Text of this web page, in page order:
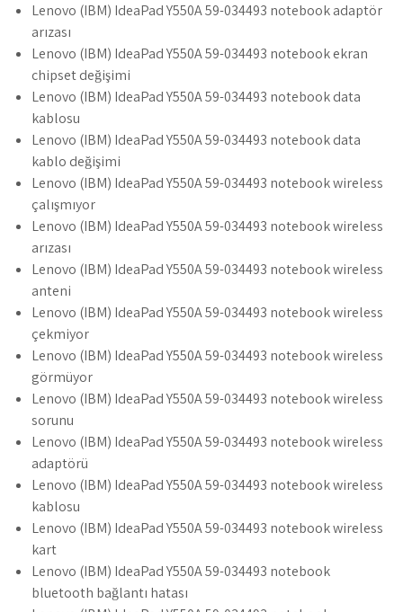
Lenovo (IBM) IdeaPad Y550A 59-034493 notebook adaptör
arızası
Lenovo (IBM) IdeaPad Y550A 59-034493 notebook ekran
chipset değişimi
Lenovo (IBM) IdeaPad Y550A 59-034493 notebook data
kablosu
Lenovo (IBM) IdeaPad Y550A 59-034493 notebook data
kablo değişimi
Lenovo (IBM) IdeaPad Y550A 59-034493 notebook wireless
çalışmıyor
Lenovo (IBM) IdeaPad Y550A 59-034493 notebook wireless
arızası
Lenovo (IBM) IdeaPad Y550A 59-034493 notebook wireless
anteni
Lenovo (IBM) IdeaPad Y550A 59-034493 notebook wireless
çekmiyor
Lenovo (IBM) IdeaPad Y550A 59-034493 notebook wireless
görmüyor
Lenovo (IBM) IdeaPad Y550A 59-034493 notebook wireless
sorunu
Lenovo (IBM) IdeaPad Y550A 59-034493 notebook wireless
adaptörü
Lenovo (IBM) IdeaPad Y550A 59-034493 notebook wireless
kablosu
Lenovo (IBM) IdeaPad Y550A 59-034493 notebook wireless
kart
Lenovo (IBM) IdeaPad Y550A 59-034493 notebook
bluetooth bağlantı hatası